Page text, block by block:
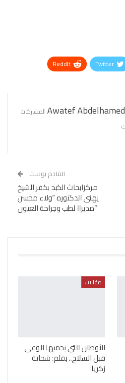
Twitter
ReddIt
Awatef Abdelhamed
القادم بوست
مركزابحاث الكبد بكفر الشيخ
يهنى الدكتوره “ولاء محسن
“مديراا لطب وجراحة العيون
مقالات
الأوطان التي يحميها الوعي
قبل السلاح.. بقلم: شحاتة
زكريا